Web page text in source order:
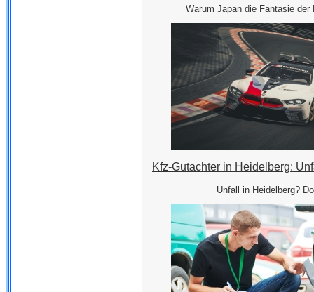
Warum Japan die Fantasie der
Kfz-Gutachter in Heidelberg:
Unfall in Heidelberg?